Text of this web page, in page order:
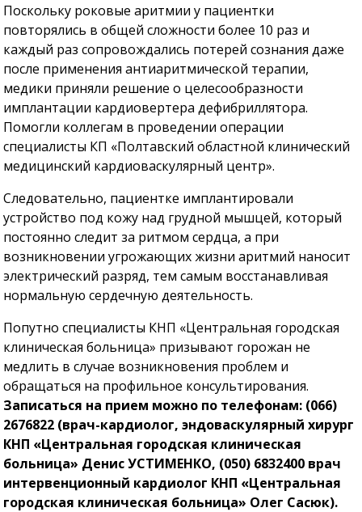
Поскольку роковые аритмии у пациентки
повторялись в общей сложности более 10 раз и
каждый раз сопровождались потерей сознания даже
после применения антиаритмической терапии,
медики приняли решение о целесообразности
имплантации кардиовертера дефибриллятора.
Помогли коллегам в проведении операции
специалисты КП «Полтавский областной клинический
медицинский кардиоваскулярный центр».
Следовательно, пациентке имплантировали
устройство под кожу над грудной мышцей, который
постоянно следит за ритмом сердца, а при
возникновении угрожающих жизни аритмий наносит
электрический разряд, тем самым восстанавливая
нормальную сердечную деятельность.
Попутно специалисты КНП «Центральная городская
клиническая больница» призывают горожан не
медлить в случае возникновения проблем и
обращаться на профильное консультирования.
Записаться на прием можно по телефонам: (066)
2676822 (врач-кардиолог, эндоваскулярный хирург
КНП «Центральная городская клиническая
больница» Денис УСТИМЕНКО, (050) 6832400 врач
интервенционный кардиолог КНП «Центральная
городская клиническая больница» Олег Сасюк).